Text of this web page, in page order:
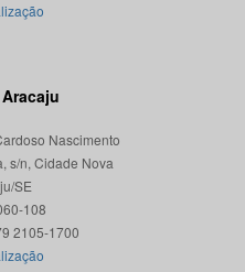
Nascimento
s/n, Cidade Nova
SE
108